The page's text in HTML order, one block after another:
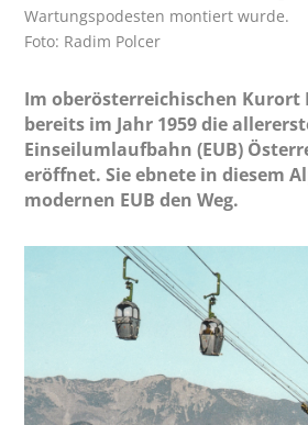
Wartungspodesten montiert wurde.
Foto: Radim Polcer
Im oberösterreichischen Kurort
bereits im Jahr 1959 die
Einseilumlaufbahn (EUB)
eröffnet. Sie ebnete in diesem
modernen EUB den Weg.